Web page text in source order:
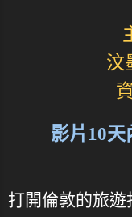
汶
影片10
打開倫敦的旅遊